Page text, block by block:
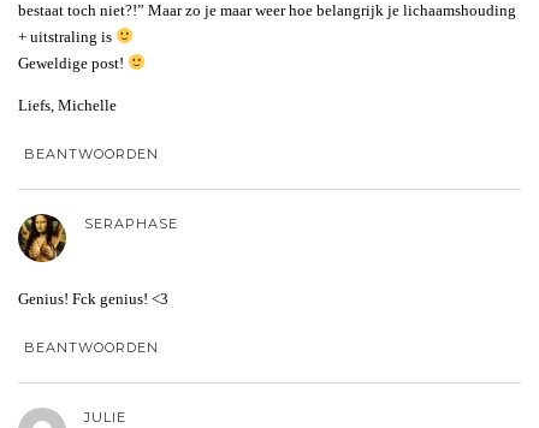
bestaat toch niet?!” Maar zo je maar weer hoe belangrijk je lichaamshouding
+ uitstraling is
Geweldige post!
Liefs, Michelle
BEANTWOORDEN
SERAPHASE
Genius! Fck genius! <3
BEANTWOORDEN
JULIE